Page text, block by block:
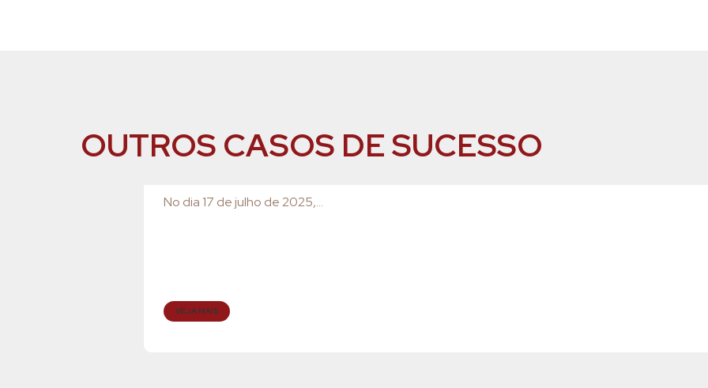
OUTROS CASOS DE SUCESSO
No dia 17 de julho de 2025,...
VEJA MAIS